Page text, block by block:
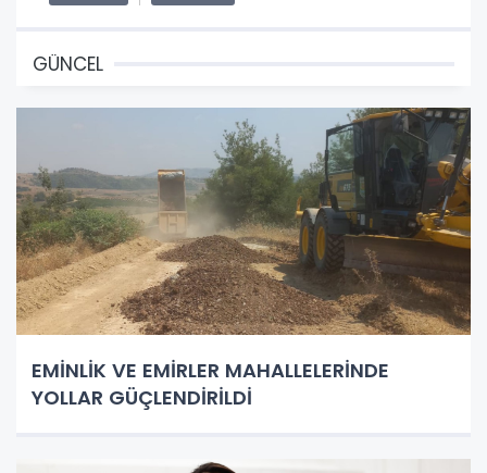
GÜNCEL
EMİNLİK VE EMİRLER MAHALLELERİNDE
YOLLAR GÜÇLENDİRİLDİ